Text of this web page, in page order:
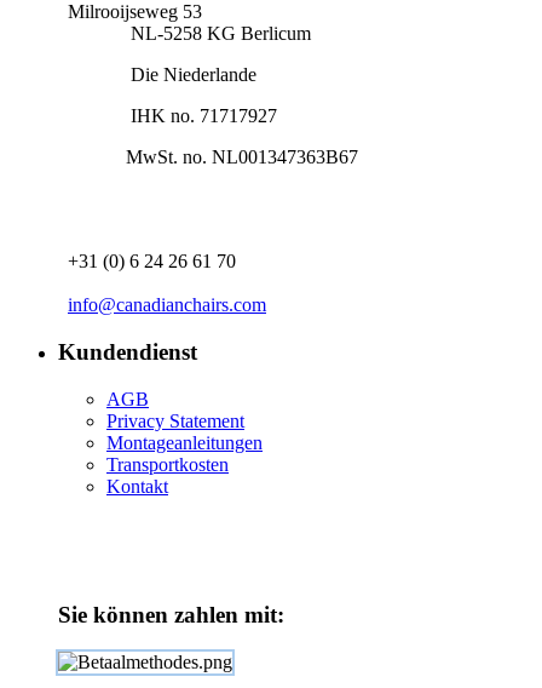
Milrooijseweg 53
NL-5258 KG Berlicum
Die Niederlande
IHK no. 71717927
MwSt. no. NL001347363B67
+31 (0) 6 24 26 61 70
info@canadianchairs.com
Kundendienst
AGB
Privacy Statement
Montageanleitungen​
Transportkosten
Kontakt
Sie können zahlen mit: